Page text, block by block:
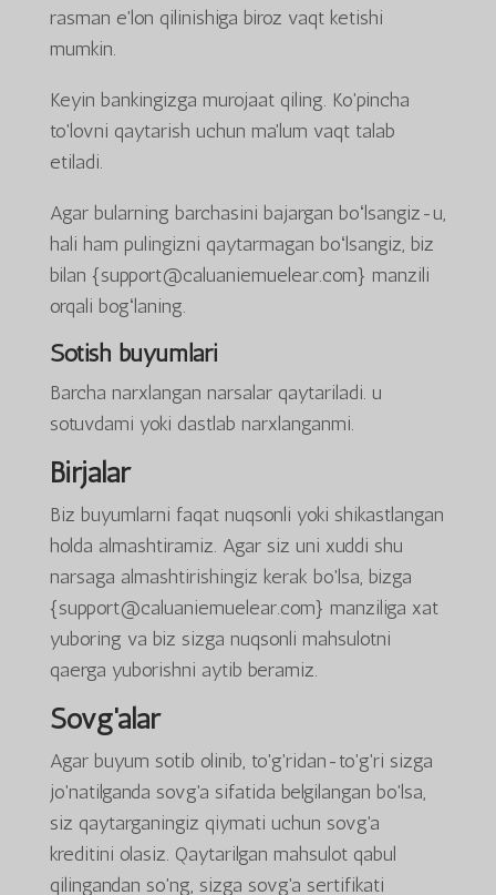
rasman e'lon qilinishiga biroz vaqt ketishi
mumkin.
Keyin bankingizga murojaat qiling. Ko'pincha
to'lovni qaytarish uchun ma'lum vaqt talab
etiladi.
Agar bularning barchasini bajargan boʻlsangiz-u,
hali ham pulingizni qaytarmagan boʻlsangiz, biz
bilan {support@caluaniemuelear.com} manzili
orqali bogʻlaning.
Sotish buyumlari
Barcha narxlangan narsalar qaytariladi. u
sotuvdami yoki dastlab narxlanganmi.
Birjalar
Biz buyumlarni faqat nuqsonli yoki shikastlangan
holda almashtiramiz. Agar siz uni xuddi shu
narsaga almashtirishingiz kerak bo'lsa, bizga
{support@caluaniemuelear.com} manziliga xat
yuboring va biz sizga nuqsonli mahsulotni
qaerga yuborishni aytib beramiz.
Sovg'alar
Agar buyum sotib olinib, to'g'ridan-to'g'ri sizga
jo'natilganda sovg'a sifatida belgilangan bo'lsa,
siz qaytarganingiz qiymati uchun sovg'a
kreditini olasiz. Qaytarilgan mahsulot qabul
qilingandan so'ng, sizga sovg'a sertifikati